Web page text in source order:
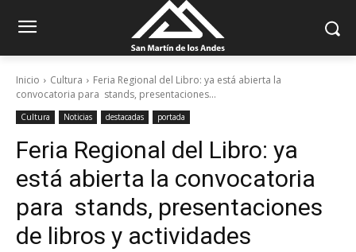
Inicio Cultura
Feria Regional del Libro: ya está abierta la
convocatoria para stands, presentaciones...
Cultura Noticias destacadas portada
Feria Regional del Libro: ya
está abierta la convocatoria
para stands, presentaciones
de libros y actividades